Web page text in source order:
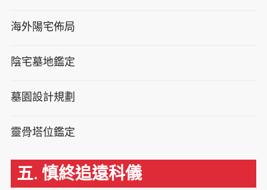
海外陽宅佈局
陰宅墓地鑑定
墓園設計規劃
靈骨塔位鑑定
五. 慎終追遠科儀